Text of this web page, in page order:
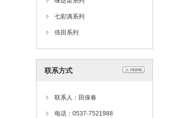
七彩滴系列
倍田系列
联系方式
联系人：田保春
电话：0537-7521988